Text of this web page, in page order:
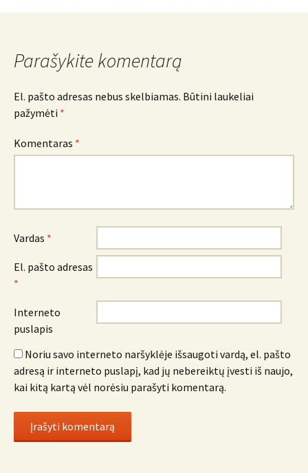
navigacija
Parašykite komentarą
El. pašto adresas nebus skelbiamas. Būtini laukeliai
pažymėti *
Komentaras *
Vardas *
El. pašto adresas
*
Interneto
puslapis
Noriu savo interneto naršyklėje išsaugoti vardą, el. pašto
adresą ir interneto puslapį, kad jų nebereiktų įvesti iš naujo,
kai kitą kartą vėl norėsiu parašyti komentarą.